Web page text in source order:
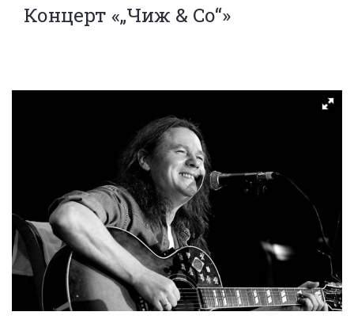
Концерт «„Чиж & Co“»